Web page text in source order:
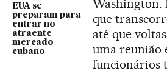
EUA se
preparam para
entrar no
atraente
mercado
cubano
Washington.
que
até que
uma reunião
funcionários